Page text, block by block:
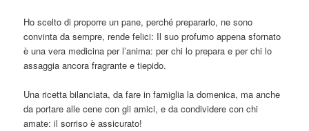
Ho scelto di proporre un pane, perché prepararlo, ne sono
convinta da sempre, rende felici: Il suo profumo appena sfornato
è una vera medicina per l’anima: per chi lo prepara e per chi lo
assaggia ancora fragrante e tiepido.
Una ricetta bilanciata, da fare in famiglia la domenica, ma anche
da portare alle cene con gli amici, e da condividere con chi
amate: il sorriso è assicurato!